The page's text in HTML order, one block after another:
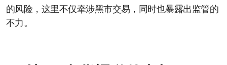
的风险，这里不仅牵涉黑市交易，同时也暴露出监管的
不力。